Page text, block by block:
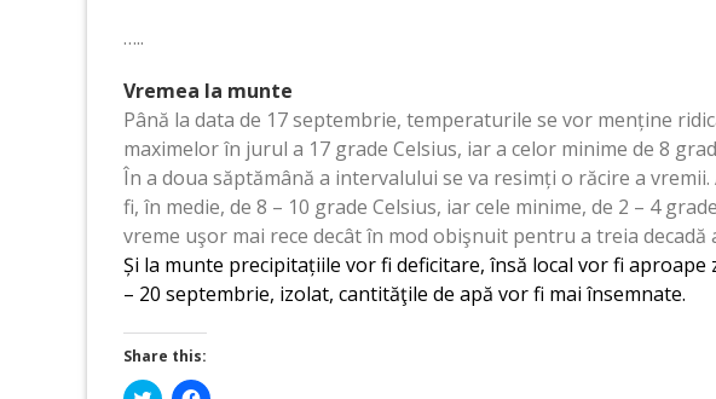
…..
Vremea la munte
Până la data de 17 septembrie, temperaturile se vor menține
maximelor în jurul a 17 grade Celsius, iar a celor minime de 8
În a doua săptămână a intervalului se va resimți o răcire a
fi, în medie, de 8 – 10 grade Celsius, iar cele minime, de 2 – 4
vreme uşor mai rece decât în mod obişnuit pentru a treia decadă
Și la munte precipitațiile vor fi deficitare, însă local vor fi
– 20 septembrie, izolat, cantităţile de apă vor fi mai însemnate.
Share this: